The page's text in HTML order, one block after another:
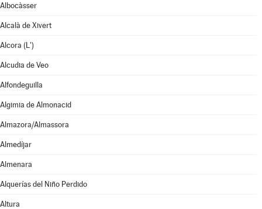
Albocàsser
Alcalà de Xivert
Alcora (L')
Alcudia de Veo
Alfondeguilla
Algimia de Almonacid
Almazora/Almassora
Almedíjar
Almenara
Alquerías del Niño Perdido
Altura